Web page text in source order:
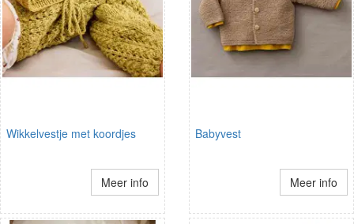
Wikkelvestje met koordjes
Meer info
Babyvest
Meer info